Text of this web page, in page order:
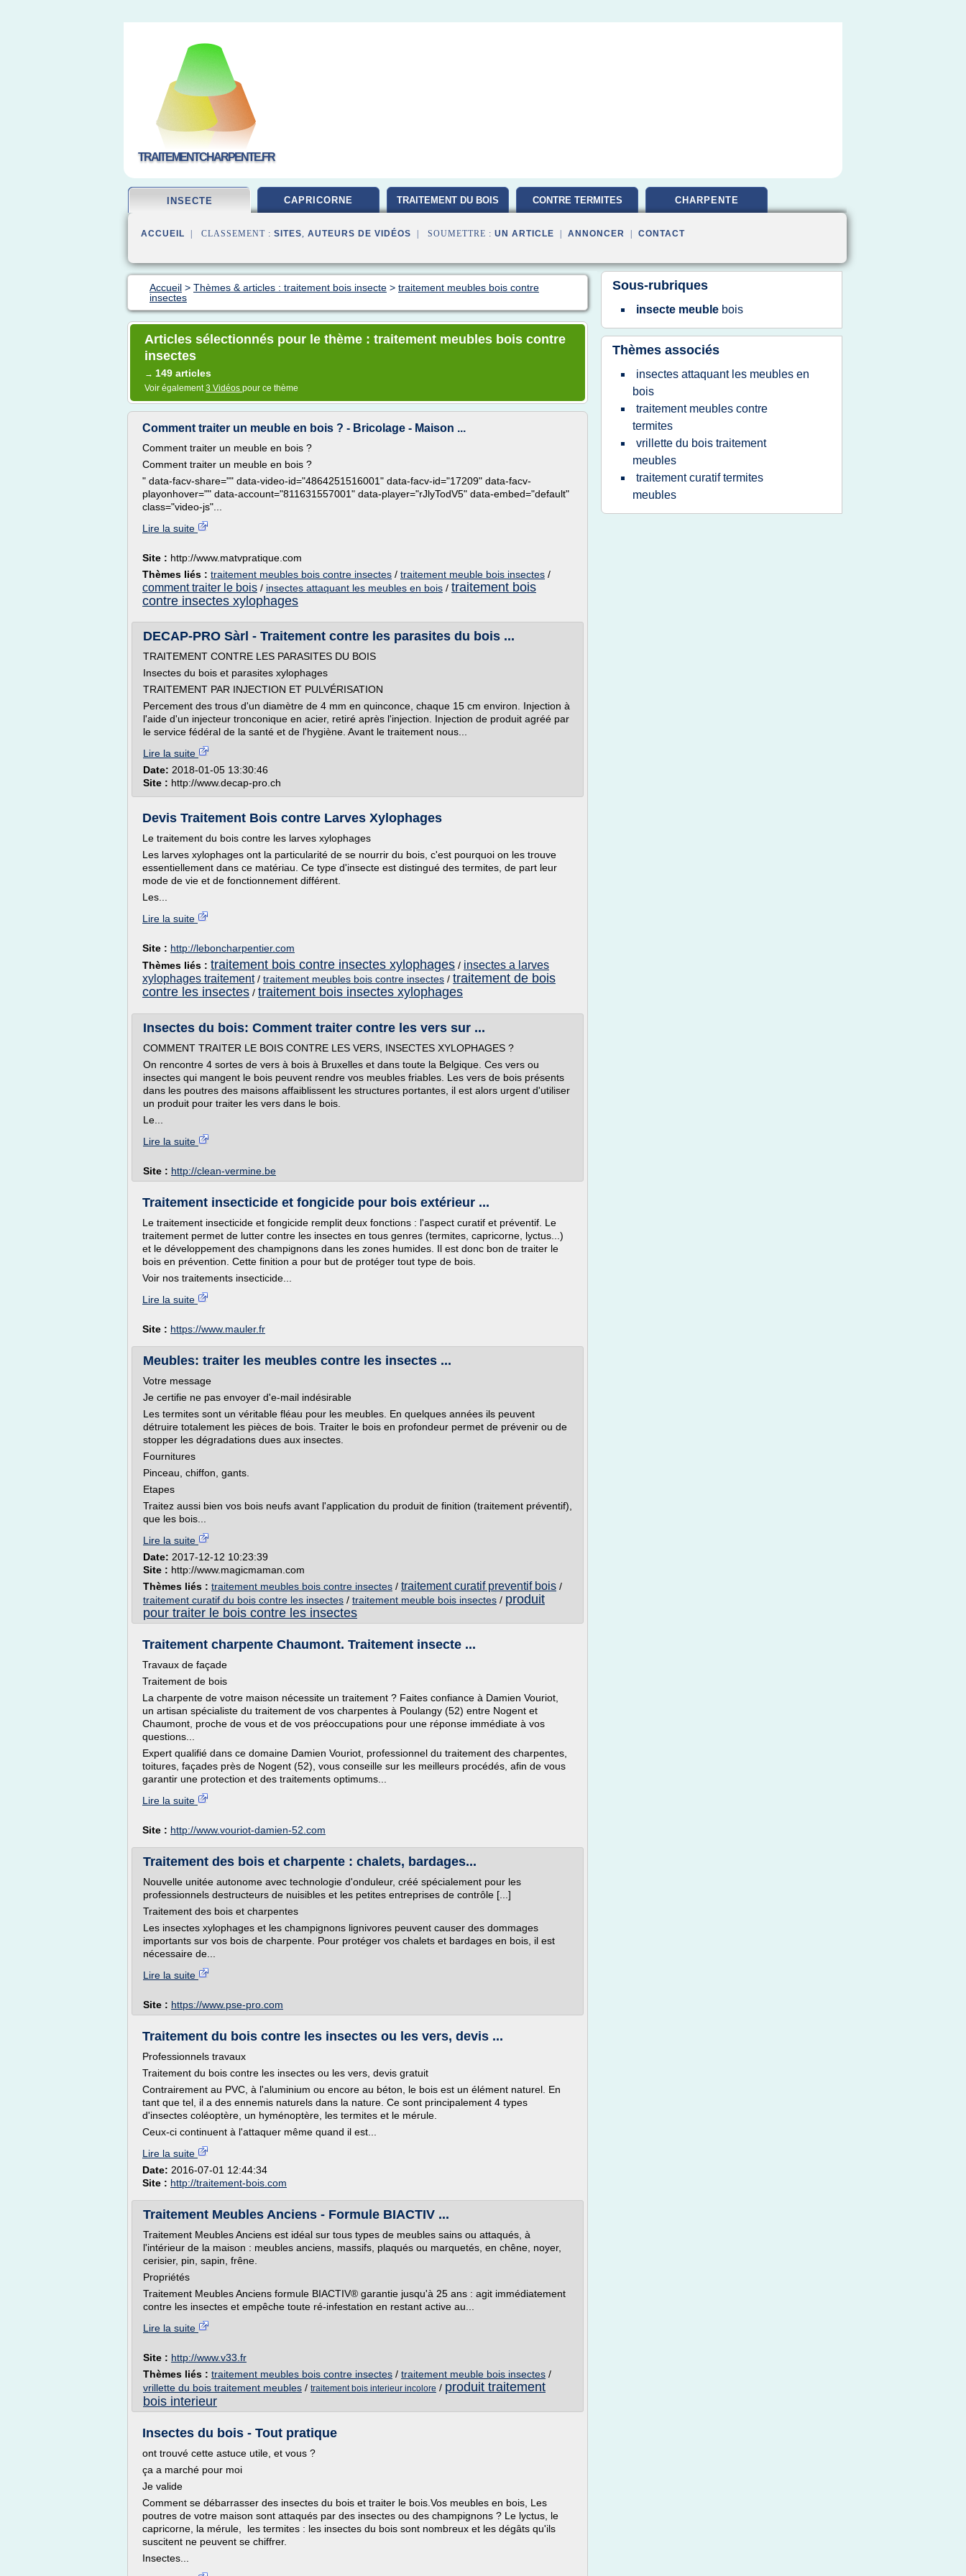
TRAITEMENTCHARPENTE.FR
INSECTE CAPRICORNE TRAITEMENT DU BOIS CONTRE TERMITES CHARPENTE
ACCUEIL | CLASSEMENT : SITES, AUTEURS DE VIDÉOS | SOUMETTRE : UN ARTICLE ANNONCER CONTACT
Accueil > Thèmes & articles : traitement bois insecte > traitement meubles bois contre
insectes
Articles sélectionnés pour le thème : traitement meubles bois contre
insectes
→ 149 articles
Voir également3 Vidéos pour ce thème
Comment traiter un meuble en bois ? - Bricolage - Maison ...
Comment traiter un meuble en bois ?
Comment traiter un meuble en bois ?
" data-facv-share="" data-video-id="4864251516001" data-facv-id="17209" data-facv-
playonhover="" data-account="811631557001" data-player="rJlyTodV5" data-embed="default"
class="video-js"...
Lire la suite
Site : http://www.matvpratique.com
Thèmes liés : traitement meubles bois contre insectes / traitement meuble bois insectes /
comment traiter le bois / insectes attaquant les meubles en bois / traitement bois
contre insectes xylophages
DECAP-PRO Sàrl - Traitement contre les parasites du bois ...
TRAITEMENT CONTRE LES PARASITES DU BOIS
Insectes du bois et parasites xylophages
TRAITEMENT PAR INJECTION ET PULVÉRISATION
Percement des trous d'un diamètre de 4 mm en quinconce, chaque 15 cm environ. Injection à
l'aide d'un injecteur tronconique en acier, retiré après l'injection. Injection de produit agréé par
le service fédéral de la santé et de l'hygiène. Avant le traitement nous...
Lire la suite
Date: 2018-01-05 13:30:46
Site : http://www.decap-pro.ch
Devis Traitement Bois contre Larves Xylophages
Le traitement du bois contre les larves xylophages
Les larves xylophages ont la particularité de se nourrir du bois, c'est pourquoi on les trouve
essentiellement dans ce matériau. Ce type d'insecte est distingué des termites, de part leur
mode de vie et de fonctionnement différent.
Les...
Lire la suite
Site : http://leboncharpentier.com
Thèmes liés : traitement bois contre insectes xylophages / insectes a larves
xylophages traitement/ traitement meubles bois contre insectes / traitement de bois
contre les insectes / traitement bois insectes xylophages
Insectes du bois: Comment traiter contre les vers sur ...
COMMENT TRAITER LE BOIS CONTRE LES VERS, INSECTES XYLOPHAGES ?
On rencontre 4 sortes de vers à bois à Bruxelles et dans toute la Belgique. Ces vers ou
insectes qui mangent le bois peuvent rendre vos meubles friables. Les vers de bois présents
dans les poutres des maisons affaiblissent les structures portantes, il est alors urgent d'utiliser
un produit pour traiter les vers dans le bois.
Le...
Lire la suite
Site : http://clean-vermine.be
Traitement insecticide et fongicide pour bois extérieur ...
Le traitement insecticide et fongicide remplit deux fonctions : l'aspect curatif et préventif. Le
traitement permet de lutter contre les insectes en tous genres (termites, capricorne, lyctus...)
et le développement des champignons dans les zones humides. Il est donc bon de traiter le
bois en prévention. Cette finition a pour but de protéger tout type de bois.
Voir nos traitements insecticide...
Lire la suite
Site : https://www.mauler.fr
Meubles: traiter les meubles contre les insectes ...
Votre message
Je certifie ne pas envoyer d'e-mail indésirable
Les termites sont un véritable fléau pour les meubles. En quelques années ils peuvent
détruire totalement les pièces de bois. Traiter le bois en profondeur permet de prévenir ou de
stopper les dégradations dues aux insectes.
Fournitures
Pinceau, chiffon, gants.
Etapes
Traitez aussi bien vos bois neufs avant l'application du produit de finition (traitement préventif),
que les bois...
Lire la suite
Date: 2017-12-12 10:23:39
Site : http://www.magicmaman.com
Thèmes liés : traitement meubles bois contre insectes / traitement curatif preventif bois /
traitement curatif du bois contre les insectes / traitement meuble bois insectes / produit
pour traiter le bois contre les insectes
Traitement charpente Chaumont. Traitement insecte ...
Travaux de façade
Traitement de bois
La charpente de votre maison nécessite un traitement ? Faites confiance à Damien Vouriot,
un artisan spécialiste du traitement de vos charpentes à Poulangy (52) entre Nogent et
Chaumont, proche de vous et de vos préoccupations pour une réponse immédiate à vos
questions...
Expert qualifié dans ce domaine Damien Vouriot, professionnel du traitement des charpentes,
toitures, façades près de Nogent (52), vous conseille sur les meilleurs procédés, afin de vous
garantir une protection et des traitements optimums...
Lire la suite
Site : http://www.vouriot-damien-52.com
Traitement des bois et charpente : chalets, bardages...
Nouvelle unitée autonome avec technologie d'onduleur, créé spécialement pour les
professionnels destructeurs de nuisibles et les petites entreprises de contrôle [...]
Traitement des bois et charpentes
Les insectes xylophages et les champignons lignivores peuvent causer des dommages
importants sur vos bois de charpente. Pour protéger vos chalets et bardages en bois, il est
nécessaire de...
Lire la suite
Site : https://www.pse-pro.com
Traitement du bois contre les insectes ou les vers, devis ...
Professionnels travaux
Traitement du bois contre les insectes ou les vers, devis gratuit
Contrairement au PVC, à l'aluminium ou encore au béton, le bois est un élément naturel. En
tant que tel, il a des ennemis naturels dans la nature. Ce sont principalement 4 types
d'insectes coléoptère, un hyménoptère, les termites et le mérule.
Ceux-ci continuent à l'attaquer même quand il est...
Lire la suite
Date: 2016-07-01 12:44:34
Site : http://traitement-bois.com
Traitement Meubles Anciens - Formule BIACTIV ...
Traitement Meubles Anciens est idéal sur tous types de meubles sains ou attaqués, à
l'intérieur de la maison : meubles anciens, massifs, plaqués ou marquetés, en chêne, noyer,
cerisier, pin, sapin, frêne.
Propriétés
Traitement Meubles Anciens formule BIACTIV® garantie jusqu'à 25 ans : agit immédiatement
contre les insectes et empêche toute ré-infestation en restant active au...
Lire la suite
Site : http://www.v33.fr
Thèmes liés : traitement meubles bois contre insectes / traitement meuble bois insectes /
vrillette du bois traitement meubles / traitement bois interieur incolore / produit traitement
bois interieur
Insectes du bois - Tout pratique
ont trouvé cette astuce utile, et vous ?
ça a marché pour moi
Je valide
Comment se débarrasser des insectes du bois et traiter le bois.Vos meubles en bois, Les
poutres de votre maison sont attaqués par des insectes ou des champignons ? Le lyctus, le
capricorne, la mérule, les termites : les insectes du bois sont nombreux et les dégâts qu'ils
suscitent ne peuvent se chiffrer.
Insectes...
Sous-rubriques
insecte meuble bois
Thèmes associés
insectes attaquant les meubles en
bois
traitement meubles contre
termites
vrillette du bois traitement
meubles
traitement curatif termites
meubles